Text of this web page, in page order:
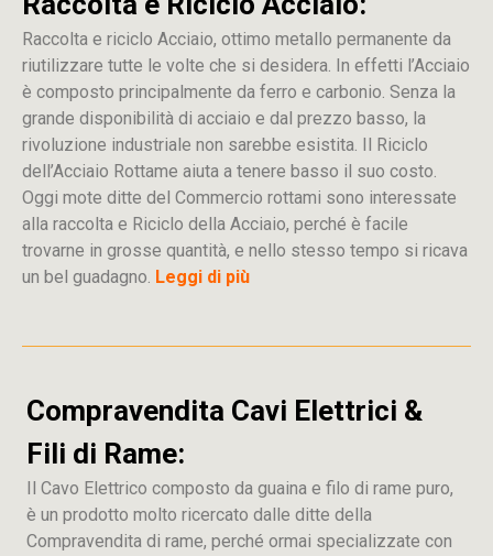
Raccolta e riciclo Acciaio, ottimo metallo permanente da
riutilizzare tutte le volte che si desidera. In effetti l’Acciaio
è composto principalmente da ferro e carbonio. Senza la
grande disponibilità di acciaio e dal prezzo basso, la
rivoluzione industriale non sarebbe esistita. Il Riciclo
dell’Acciaio Rottame aiuta a tenere basso il suo costo.
Oggi mote ditte del Commercio rottami sono interessate
alla raccolta e Riciclo della Acciaio, perché è facile
trovarne in grosse quantità, e nello stesso tempo si ricava
un bel guadagno. Leggi di più
Compravendita Cavi Elettrici &
Fili di Rame:
Il Cavo Elettrico composto da guaina e filo di rame puro,
è un prodotto molto ricercato dalle ditte della
Compravendita di rame, perché ormai specializzate con